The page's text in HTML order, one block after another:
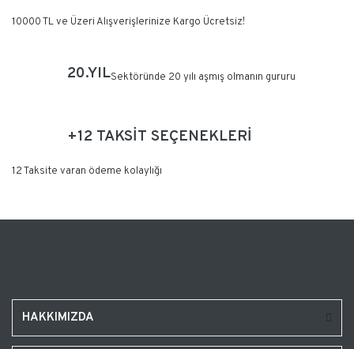
10000 TL ve Üzeri Alışverişlerinize Kargo Ücretsiz!
20.YILSektöründe 20 yılı aşmış olmanın gururu
+12 TAKSİT SEÇENEKLERİ
12 Taksite varan ödeme kolaylığı
HAKKIMIZDA